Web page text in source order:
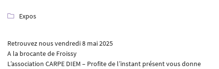
 Adresse email de réception
 Expos
Retrouvez nous vendredi 8 mai 2025
A la brocante de Froissy
L’association CARPE DIEM – Profite de l’instant présent vous donne